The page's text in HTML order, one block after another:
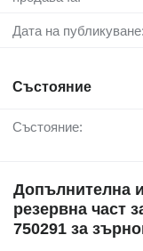
Дата на публикуване:
Състояние
Състояние:
Допълнителна
резервна част
750291 за